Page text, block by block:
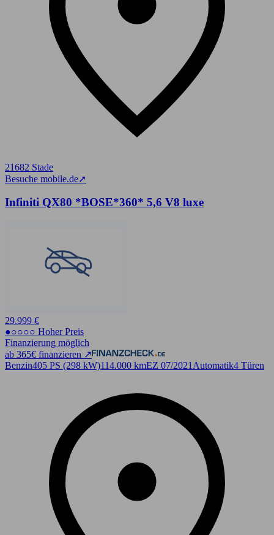
21682 Stade
Besuche mobile.de➚
Infiniti QX80 *BOSE*360* 5,6 V8 luxe
29.999 €
●○○○○ Hoher Preis
Finanzierung möglich
ab 365€ finanzieren ↗
Benzin405 PS (298 kW)114.000 kmEZ 07/2021 Automatik4 Türen